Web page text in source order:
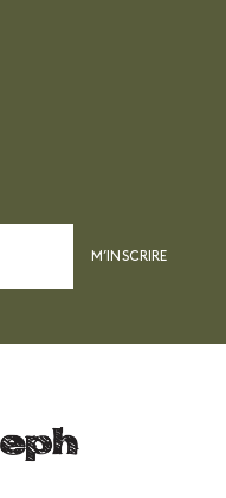
M’INSCRIRE